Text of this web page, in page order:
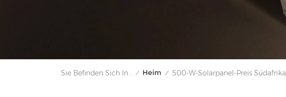
Sie Befinden Sich In : / Heim / 500-W-Solarpanel-Preis Südafrika